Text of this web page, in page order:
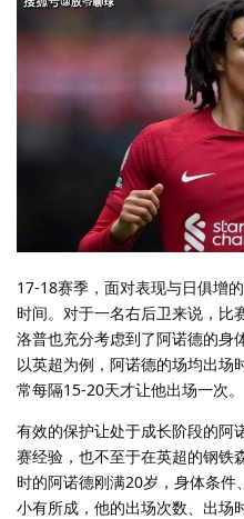
17-18赛季，面对表现与日俱增
时间。对于一名右后卫来说，比
洛普也充分考虑到了阿诺德的身
以英超为例，阿诺德的场均出场
常每隔15-20天才让他出场一次。
有效的保护让处于成长阶段的阿
赛经验，也不至于在英超的钢铁
时的阿诺德刚满20岁，身体条
小有所成，他的出场次数、出场